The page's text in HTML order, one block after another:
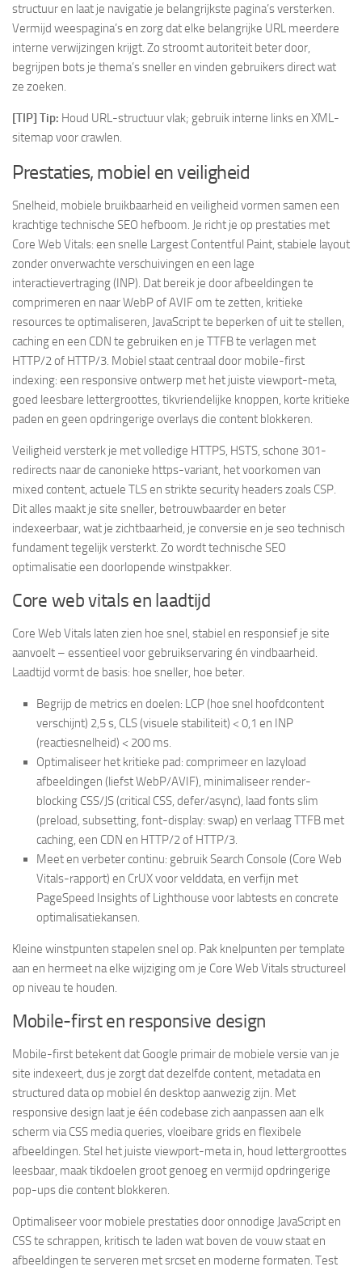
structuur en laat je navigatie je belangrijkste pagina’s versterken.
Vermijd weespagina’s en zorg dat elke belangrijke URL meerdere
interne verwijzingen krijgt. Zo stroomt autoriteit beter door,
begrijpen bots je thema’s sneller en vinden gebruikers direct wat
ze zoeken.
[TIP] Tip: Houd URL-structuur vlak; gebruik interne links en XML-
sitemap voor crawlen.
Prestaties, mobiel en veiligheid
Snelheid, mobiele bruikbaarheid en veiligheid vormen samen een
krachtige technische SEO hefboom. Je richt je op prestaties met
Core Web Vitals: een snelle Largest Contentful Paint, stabiele layout
zonder onverwachte verschuivingen en een lage
interactievertraging (INP). Dat bereik je door afbeeldingen te
comprimeren en naar WebP of AVIF om te zetten, kritieke
resources te optimaliseren, JavaScript te beperken of uit te stellen,
caching en een CDN te gebruiken en je TTFB te verlagen met
HTTP/2 of HTTP/3. Mobiel staat centraal door mobile-first
indexing: een responsive ontwerp met het juiste viewport-meta,
goed leesbare lettergroottes, tikvriendelijke knoppen, korte kritieke
paden en geen opdringerige overlays die content blokkeren.
Veiligheid versterk je met volledige HTTPS, HSTS, schone 301-
redirects naar de canonieke https-variant, het voorkomen van
mixed content, actuele TLS en strikte security headers zoals CSP.
Dit alles maakt je site sneller, betrouwbaarder en beter
indexeerbaar, wat je zichtbaarheid, je conversie en je seo technisch
fundament tegelijk versterkt. Zo wordt technische SEO
optimalisatie een doorlopende winstpakker.
Core web vitals en laadtijd
Core Web Vitals laten zien hoe snel, stabiel en responsief je site
aanvoelt – essentieel voor gebruikservaring én vindbaarheid.
Laadtijd vormt de basis: hoe sneller, hoe beter.
Begrijp de metrics en doelen: LCP (hoe snel hoofdcontent
verschijnt) 2,5 s, CLS (visuele stabiliteit) < 0,1 en INP
(reactiesnelheid) < 200 ms.
Optimaliseer het kritieke pad: comprimeer en lazyload
afbeeldingen (liefst WebP/AVIF), minimaliseer render-
blocking CSS/JS (critical CSS, defer/async), laad fonts slim
(preload, subsetting, font-display: swap) en verlaag TTFB met
caching, een CDN en HTTP/2 of HTTP/3.
Meet en verbeter continu: gebruik Search Console (Core Web
Vitals-rapport) en CrUX voor velddata, en verfijn met
PageSpeed Insights of Lighthouse voor labtests en concrete
optimalisatiekansen.
Kleine winstpunten stapelen snel op. Pak knelpunten per template
aan en hermeet na elke wijziging om je Core Web Vitals structureel
op niveau te houden.
Mobile-first en responsive design
Mobile-first betekent dat Google primair de mobiele versie van je
site indexeert, dus je zorgt dat dezelfde content, metadata en
structured data op mobiel én desktop aanwezig zijn. Met
responsive design laat je één codebase zich aanpassen aan elk
scherm via CSS media queries, vloeibare grids en flexibele
afbeeldingen. Stel het juiste viewport-meta in, houd lettergroottes
leesbaar, maak tikdoelen groot genoeg en vermijd opdringerige
pop-ups die content blokkeren.
Optimaliseer voor mobiele prestaties door onnodige JavaScript en
CSS te schrappen, kritisch te laden wat boven de vouw staat en
afbeeldingen te serveren met srcset en moderne formaten. Test